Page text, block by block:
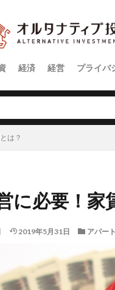
経済 経営 プライバ
は？
に必要！家
2019年5月31日 アパート